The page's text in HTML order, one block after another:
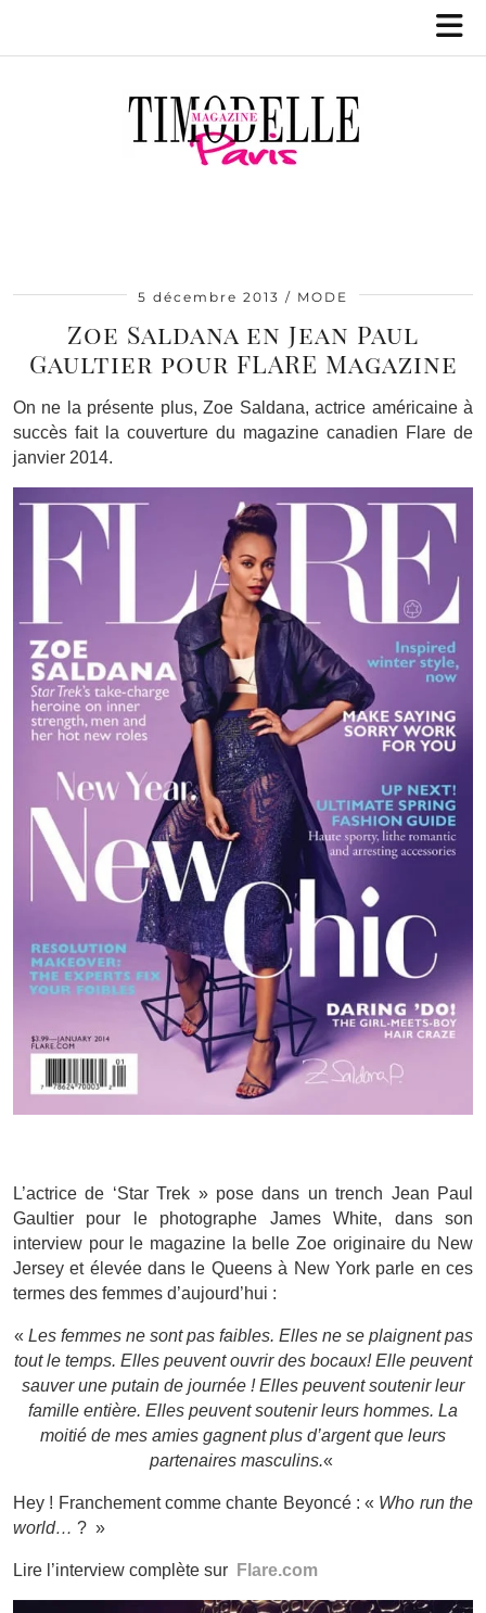
5 décembre 2013 MODE
Zoe Saldana en Jean Paul
Gaultier pour FLARE Magazine
On ne la présente plus, Zoe Saldana, actrice américaine à
succès fait la couverture du magazine canadien Flare de
janvier 2014.
L’actrice de ‘Star Trek » pose dans un trench Jean Paul
Gaultier pour le photographe James White, dans son
interview pour le magazine la belle Zoe originaire du New
Jersey et élevée dans le Queens à New York parle en ces
termes des femmes d’aujourd’hui :
« Les femmes ne sont pas faibles. Elles ne se plaignent pas
tout le temps. Elles peuvent ouvrir des bocaux! Elle peuvent
sauver une putain de journée ! Elles peuvent soutenir leur
famille entière. Elles peuvent soutenir leurs hommes. La
moitié de mes amies gagnent plus d’argent que leurs
partenaires masculins.«
Hey ! Franchement comme chante Beyoncé : « Who run the
world… ? »
Lire l’interview complète sur Flare.com